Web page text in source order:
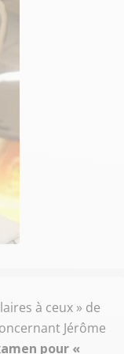
à ceux » de
Jérôme
pour «